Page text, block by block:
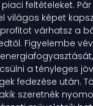
feltételeket.
világos képet
várhatsz a
Figyelembe
a tényleges
fedezése után.
szeretnék